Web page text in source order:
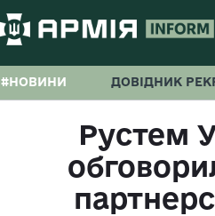
#НОВИНИ ДОВІДНИК
Рустем